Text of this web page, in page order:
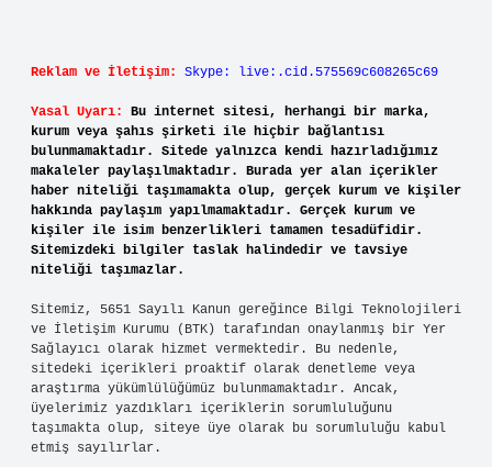
Reklam ve İletişim: Skype: live:.cid.575569c608265c69
Yasal Uyarı:
Bu internet sitesi, herhangi bir marka,
kurum veya şahıs şirketi ile hiçbir bağlantısı
bulunmamaktadır. Sitede yalnızca kendi hazırladığımız
makaleler paylaşılmaktadır. Burada yer alan içerikler
haber niteliği taşımamakta olup, gerçek kurum ve kişiler
hakkında paylaşım yapılmamaktadır. Gerçek kurum ve
kişiler ile isim benzerlikleri tamamen tesadüfidir.
Sitemizdeki bilgiler taslak halindedir ve tavsiye
niteliği taşımazlar.
Sitemiz, 5651 Sayılı Kanun gereğince Bilgi Teknolojileri
ve İletişim Kurumu (BTK) tarafından onaylanmış bir Yer
Sağlayıcı olarak hizmet vermektedir. Bu nedenle,
sitedeki içerikleri proaktif olarak denetleme veya
araştırma yükümlülüğümüz bulunmamaktadır. Ancak,
üyelerimiz yazdıkları içeriklerin sorumluluğunu
taşımakta olup, siteye üye olarak bu sorumluluğu kabul
etmiş sayılırlar.